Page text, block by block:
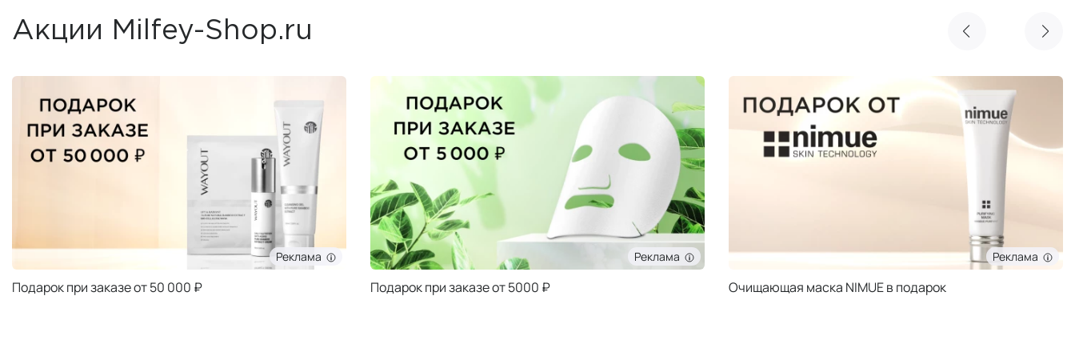
Акции Milfey-Shop.ru
Реклама
Подарок при заказе от 50 000 ₽
Реклама
Подарок при заказе от 5000 ₽
Реклама
Очищающая маска NIMUE в подарок